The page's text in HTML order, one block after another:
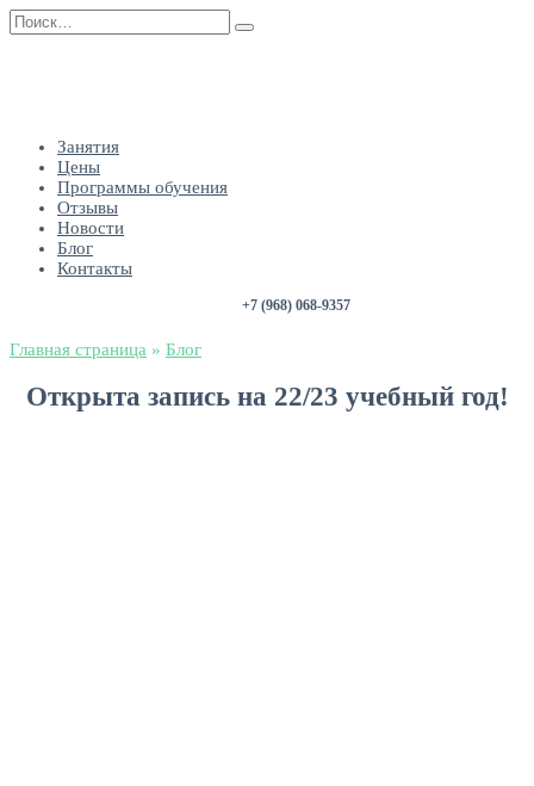
Занятия
Цены
Программы обучения
Отзывы
Новости
Блог
Контакты
+7 (968) 068-9357
Главная страница » Блог
Открыта запись на 22/23 учебный год!